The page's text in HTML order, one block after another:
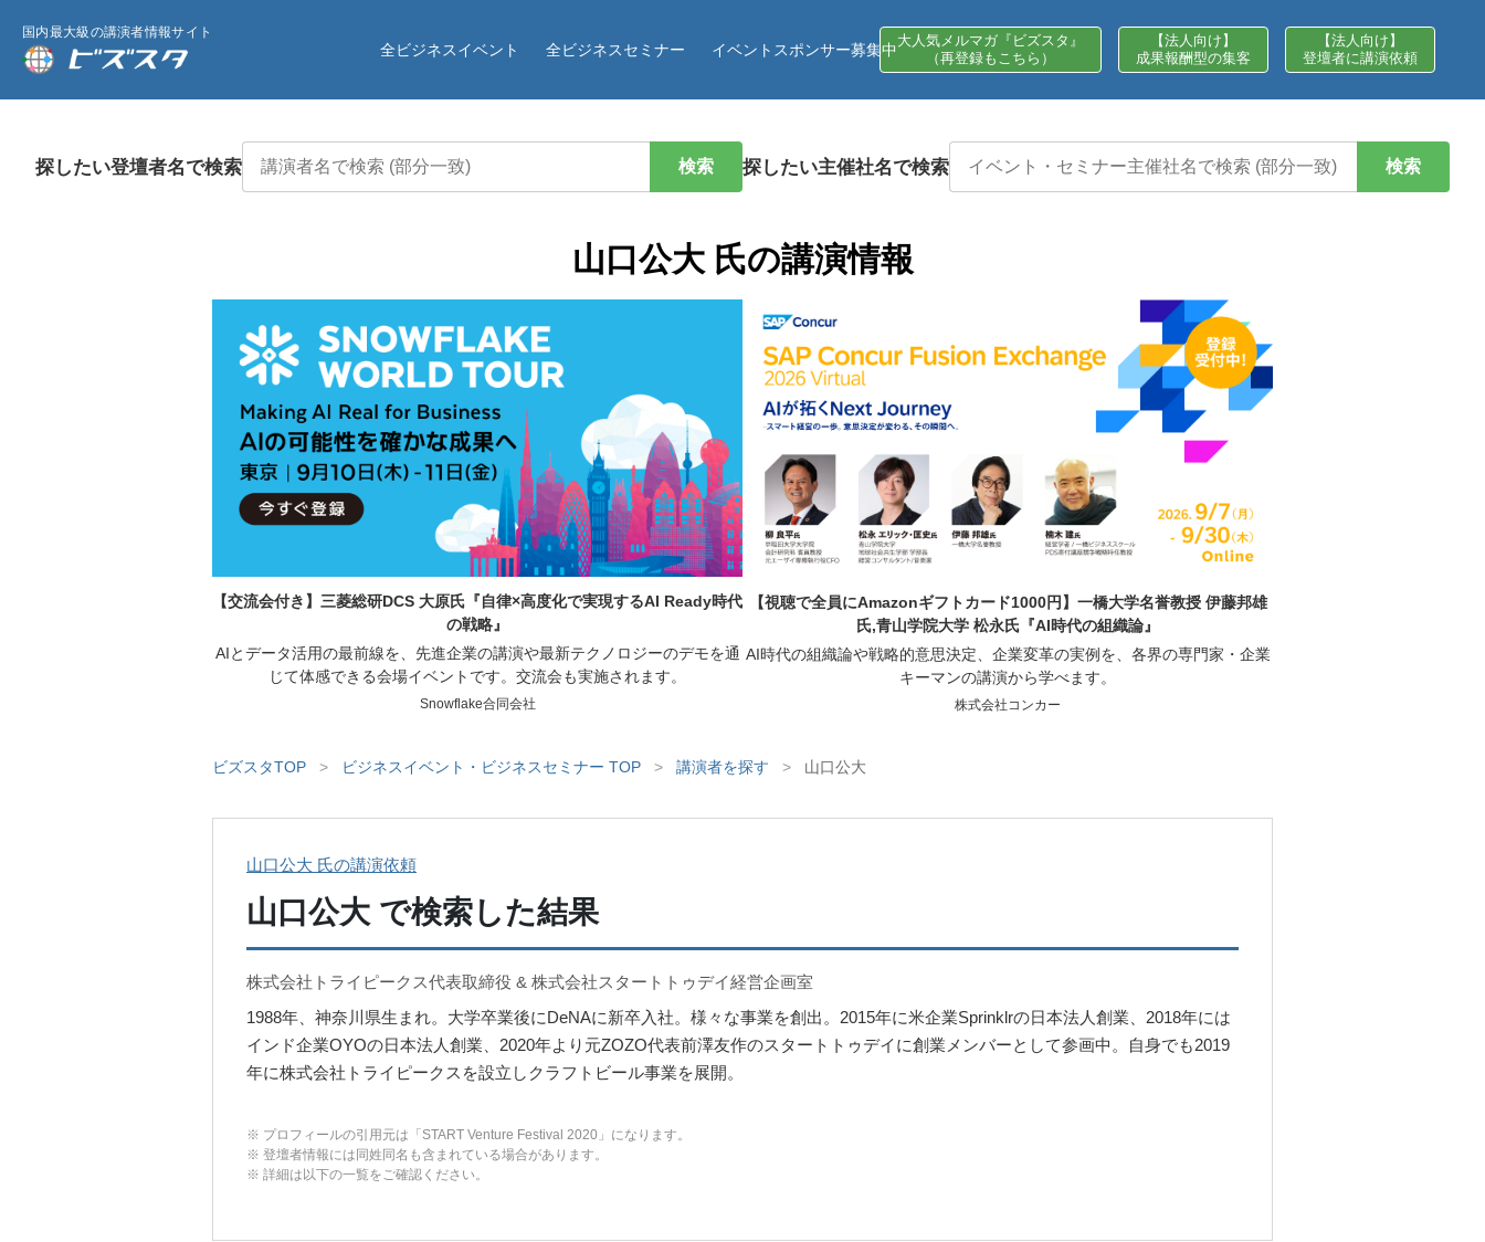
国内最大級の講演者情報サイト
全ビジネスイベント 全ビジネスセミナー イベントスポンサー募集中 大人気メルマガ『ビズスタ』
（再登録もこちら）
【法人向け】
成果報酬型の集客
【法人向け】
登壇者に講演依頼
探したい登壇者名で検索 検索 探したい主催社名で検索 検索
山口公大 氏の講演情報
【交流会付き】三菱総研DCS 大原氏『自律×高度化で実現するAI Ready時代
の戦略』
AIとデータ活用の最前線を、先進企業の講演や最新テクノロジーのデモを通
じて体感できる会場イベントです。交流会も実施されます。
Snowflake合同会社
【視聴で全員にAmazonギフトカード1000円】一橋大学名誉教授 伊藤邦雄
氏,青山学院大学 松永氏『AI時代の組織論』
AI時代の組織論や戦略的意思決定、企業変革の実例を、各界の専門家・企業
キーマンの講演から学べます。
株式会社コンカー
ビズスタTOP > ビジネスイベント・ビジネスセミナー TOP > 講演者を探す > 山口公大
山口公大 氏の講演依頼
山口公大 で検索した結果
株式会社トライピークス代表取締役 & 株式会社スタートトゥデイ経営企画室
1988年、神奈川県生まれ。大学卒業後にDeNAに新卒入社。様々な事業を創出。2015年に米企業Sprinklrの日本法人創業、2018年には
インド企業OYOの日本法人創業、2020年より元ZOZO代表前澤友作のスタートトゥデイに創業メンバーとして参画中。自身でも2019
年に株式会社トライピークスを設立しクラフトビール事業を展開。
※ プロフィールの引用元は「START Venture Festival 2020」になります。
※ 登壇者情報には同姓同名も含まれている場合があります。
※ 詳細は以下の一覧をご確認ください。